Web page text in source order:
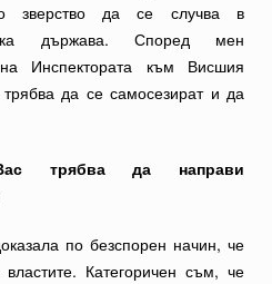
зверство да се случва в
държава. Според мен
Инспектората към Висшия
да се самосезират и да
трябва да направи
по безспорен начин, че
Категоричен съм, че